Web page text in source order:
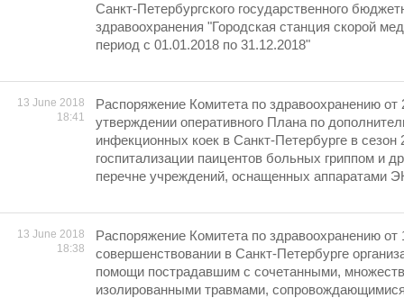
Санкт-Петербургского государственного
здравоохранения "Городская станция скорой
период с 01.01.2018 по 31.12.2018"
13 June 2018
18:41
Распоряжение Комитета по здравоохранению
утверждении оперативного Плана по
инфекционных коек в Санкт-Петербурге в сезон
госпитализации паицентов больных гриппом и
перечне учреждений, оснащенных аппаратами
13 June 2018
18:38
Распоряжение Комитета по здравоохранению
совершенствовании в Санкт-Петербурге
помощи пострадавшим с сочетанными,
изолированными травмами,